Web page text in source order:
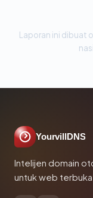
Laporan ini dibuat
YourvillDNS
Intelijen domain
untuk web terbuka.